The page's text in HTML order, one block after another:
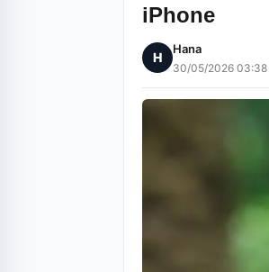
iPhone
H
Hana
30/05/2026 03:38